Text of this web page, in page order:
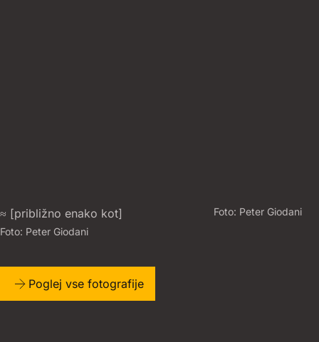
≈ [približno enako kot]
Foto: PETER GIODANI
Foto: PETER GIODANI
Poglej vse fotografije